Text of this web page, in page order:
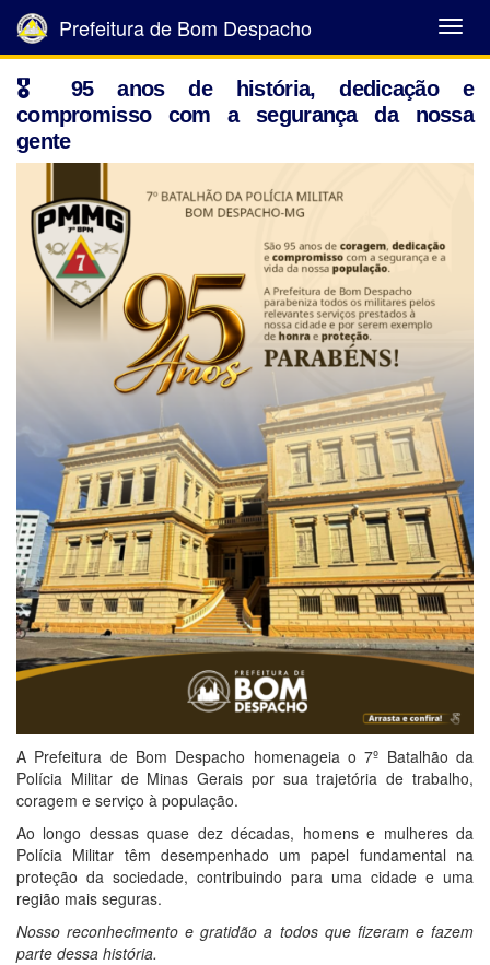
Abrir
Menu
Prefeitura de Bom Despacho
🎖️ 95 anos de história, dedicação e
compromisso com a segurança da nossa
gente
A Prefeitura de Bom Despacho homenageia o 7º Batalhão da
Polícia Militar de Minas Gerais por sua trajetória de trabalho,
coragem e serviço à população.
Ao longo dessas quase dez décadas, homens e mulheres da
Polícia Militar têm desempenhado um papel fundamental na
proteção da sociedade, contribuindo para uma cidade e uma
região mais seguras.
Nosso reconhecimento e gratidão a todos que fizeram e fazem
parte dessa história.